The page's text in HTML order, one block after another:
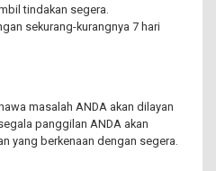
tindakan segera.
sekurang-kurangnya 7 hari
masalah ANDA akan dilayan
panggilan ANDA akan
yang berkenaan dengan segera.